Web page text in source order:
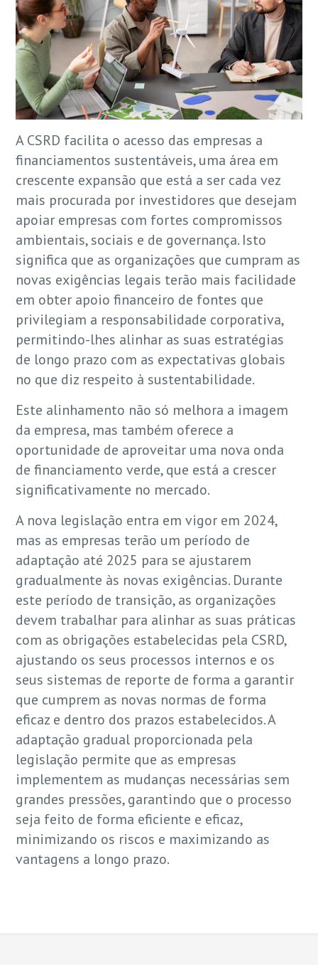
A CSRD facilita o acesso das empresas a
financiamentos sustentáveis, uma área em
crescente expansão que está a ser cada vez
mais procurada por investidores que desejam
apoiar empresas com fortes compromissos
ambientais, sociais e de governança. Isto
significa que as organizações que cumpram as
novas exigências legais terão mais facilidade
em obter apoio financeiro de fontes que
privilegiam a responsabilidade corporativa,
permitindo-lhes alinhar as suas estratégias
de longo prazo com as expectativas globais
no que diz respeito à sustentabilidade.
Este alinhamento não só melhora a imagem
da empresa, mas também oferece a
oportunidade de aproveitar uma nova onda
de financiamento verde, que está a crescer
significativamente no mercado.
A nova legislação entra em vigor em 2024,
mas as empresas terão um período de
adaptação até 2025 para se ajustarem
gradualmente às novas exigências. Durante
este período de transição, as organizações
devem trabalhar para alinhar as suas práticas
com as obrigações estabelecidas pela CSRD,
ajustando os seus processos internos e os
seus sistemas de reporte de forma a garantir
que cumprem as novas normas de forma
eficaz e dentro dos prazos estabelecidos. A
adaptação gradual proporcionada pela
legislação permite que as empresas
implementem as mudanças necessárias sem
grandes pressões, garantindo que o processo
seja feito de forma eficiente e eficaz,
minimizando os riscos e maximizando as
vantagens a longo prazo.